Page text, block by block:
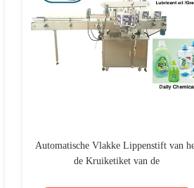
Automatische Vlakke Lippenstift van
de Kruiketiket van de